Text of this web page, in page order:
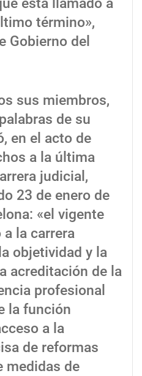
término»,
Gobierno del
sus miembros,
de su
en el acto de
a la última
judicial,
23 de enero de
«el vigente
la carrera
objetividad y la
acreditación de la
profesional
la función
a la
de reformas
medidas de